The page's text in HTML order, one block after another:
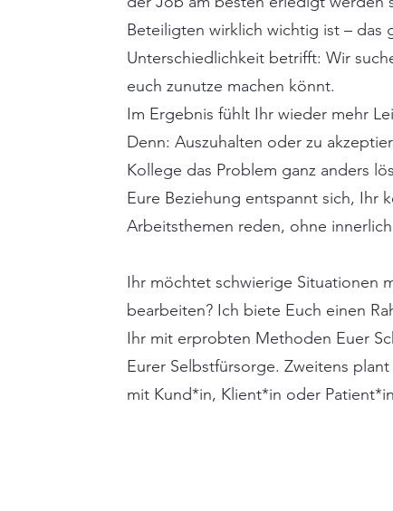
Beteiligten wirklich wichtig ist – das
Unterschiedlichkeit betrifft: Wir
euch zunutze machen könnt.
Im Ergebnis fühlt Ihr wieder mehr
Denn: Auszuhalten oder zu
Kollege das Problem ganz anders
Eure Beziehung entspannt sich, Ihr
Arbeitsthemen reden, ohne
Ihr möchtet schwierige Situationen
bearbeiten? Ich biete Euch einen
Ihr mit erprobten Methoden Euer
Eurer Selbstfürsorge. Zweitens
mit Kund*in, Klient*in oder